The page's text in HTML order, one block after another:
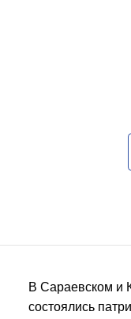
В Сараевском и
состоялись